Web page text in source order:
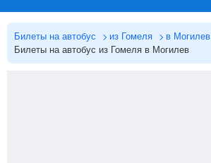
Билеты на автобус из Гомеля
в Могилев
Билеты на автобус из Гомеля в Могилев